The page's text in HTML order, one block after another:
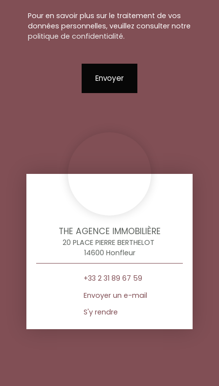
Pour en savoir plus sur le traitement de vos
données personnelles, veuillez consulter notre
politique de confidentialité.
Envoyer
THE AGENCE IMMOBILIÈRE
20 PLACE PIERRE BERTHELOT
14600 Honfleur
+33 2 31 89 67 59
Envoyer un e-mail
S'y rendre